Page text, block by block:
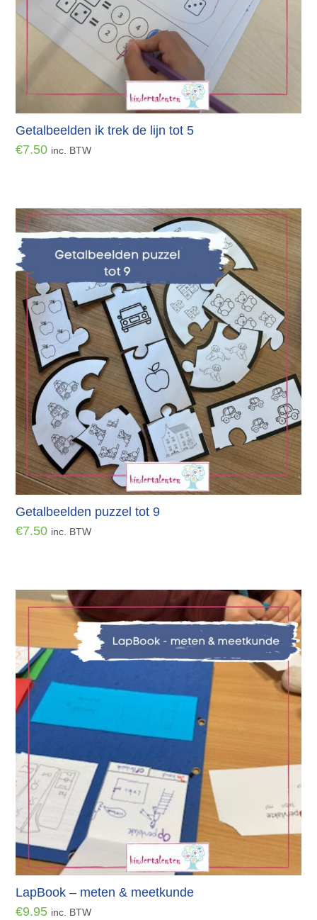
Getalbeelden ik trek de lijn tot 5
€7.50 inc. BTW
Getalbeelden puzzel tot 9
€7.50 inc. BTW
LapBook – meten & meetkunde
€9.95 inc. BTW